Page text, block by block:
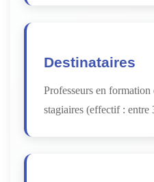
Destinataires
Professeurs en
stagiaires (effectif : entre